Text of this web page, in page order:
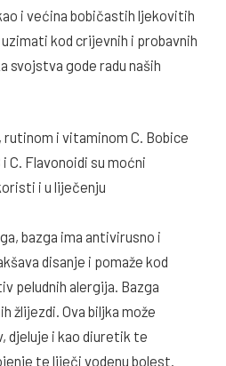
i većina bobičastih ljekovitih
kod crijevnih i probavnih
svojstva gode radu naših
i vitaminom C. Bobice
C. Flavonoidi su moćni
i u liječenju
bazga ima antivirusno i
disanje i pomaže kod
peludnih alergija. Bazga
žlijezdi. Ova biljka može
djeluje i kao diuretik te
te liječi vodenu bolest.